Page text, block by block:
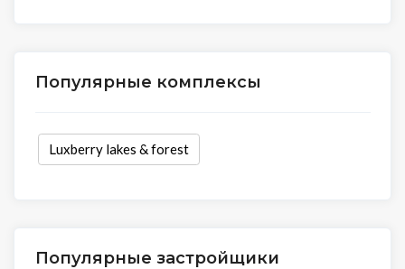
Популярные комплексы
Luxberry lakes & forest
Популярные застройщики